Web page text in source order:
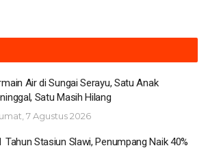
Air di Sungai Serayu, Satu Anak
Satu Masih Hilang
7 Agustus 2026
Tahun Stasiun Slawi, Penumpang Naik 40%